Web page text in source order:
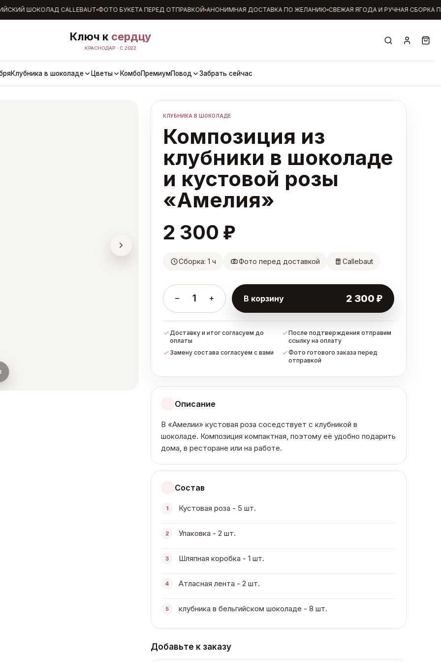
ШОКОЛАД CALLEBAUT ФОТО БУКЕТА ПЕРЕД ОТПРАВКОЙ АНОНИМНАЯ ДОСТАВКА ПО ЖЕЛАНИЮ СВЕЖАЯ ЯГОДА И РУЧНАЯ СБОРКА
Ключ к сердцу
КРАСНОДАР · С 2022
Клубника в шоколаде Цветы КомбоПремиумПовод Забрать сейчас
КЛУБНИКА В ШОКОЛАДЕ
Композиция из
клубники в шоколаде
и кустовой розы
«Амелия»
2 300 ₽
Сборка: 1 ч Фото перед доставкой Callebaut
1 В корзину 2 300 ₽
Доставку и итог согласуем до
оплаты
После подтверждения отправим
ссылку на оплату
Замену состава согласуем с вами
Фото готового заказа перед
отправкой
Описание
В «Амелии» кустовая роза соседствует с клубникой в
шоколаде. Композиция компактная, поэтому её удобно подарить
дома, в ресторане или на работе.
Состав
1 Кустовая роза - 5 шт.
2 Упаковка - 2 шт.
3 Шляпная коробка - 1 шт.
4 Атласная лента - 2 шт.
5 клубника в бельгийском шоколаде - 8 шт.
Добавьте к заказу